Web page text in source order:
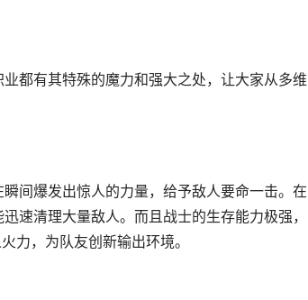
都有其特殊的魔力和强大之处，让大家从多维
间爆发出惊人的力量，给予敌人要命一击。在
速清理大量敌人。而且战士的生存能力极强，
力，为队友创新输出环境。